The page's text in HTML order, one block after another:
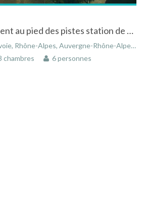
Location appartement au pied des pistes station de ski le Corbier immeuble Galaxie
Rhône-Alpes, Auvergne-Rhône-Alpes, France
chambres 6 personnes